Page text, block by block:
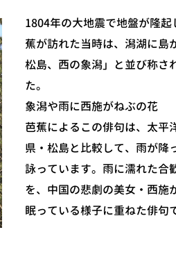
1804年の大地震で地盤が隆
蕉が訪れた当時は、潟湖に島
松島、西の象潟」と並び称さ
た。
象潟や雨に西施がねぶの花
芭蕉によるこの俳句は、太平
県・松島と比較して、雨が降
詠っています。雨に濡れた合
を、中国の悲劇の美女・西施
眠っている様子に重ねた俳句